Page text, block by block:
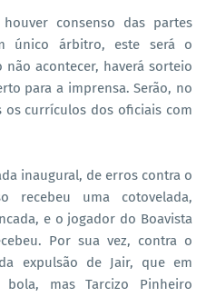
consenso das partes
único árbitro, este será o
acontecer, haverá sorteio
para a imprensa. Serão, no
currículos dos oficiais com
inaugural, de erros contra o
recebeu uma cotovelada,
e o jogador do Boavista
Por sua vez, contra o
expulsão de Jair, que em
mas Tarcizo Pinheiro